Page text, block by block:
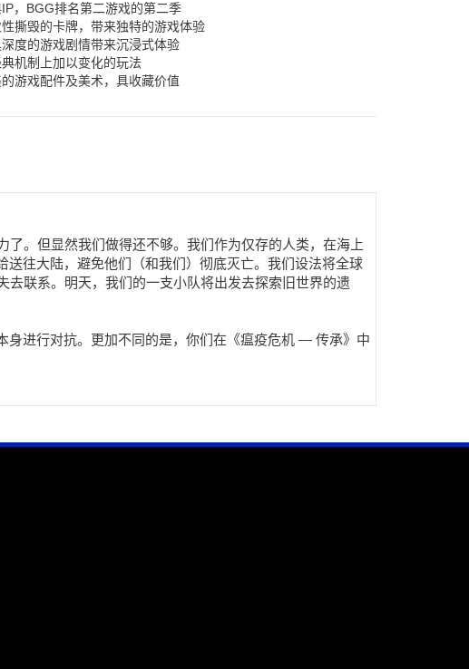
，BGG排名第二游戏的第二季
撕毁的卡牌，带来独特的游戏体验
度的游戏剧情带来沉浸式体验
机制上加以变化的玩法
游戏配件及美术，具收藏价值
。但显然我们做得还不够。我们作为仅存的人类，在海上
送往大陆，避免他们（和我们）彻底灭亡。我们设法将全球
联系。明天，我们的一支小队将出发去探索旧世界的遗
身进行对抗。更加不同的是，你们在《瘟疫危机 — 传承》中